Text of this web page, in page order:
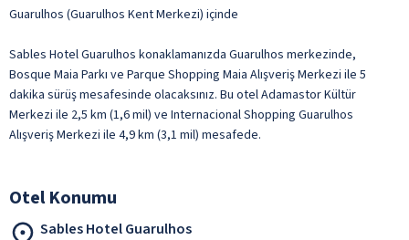
Guarulhos (Guarulhos Kent Merkezi) içinde
Sables Hotel Guarulhos konaklamanızda Guarulhos merkezinde,
Bosque Maia Parkı ve Parque Shopping Maia Alışveriş Merkezi ile 5
dakika sürüş mesafesinde olacaksınız. Bu otel Adamastor Kültür
Merkezi ile 2,5 km (1,6 mil) ve Internacional Shopping Guarulhos
Alışveriş Merkezi ile 4,9 km (3,1 mil) mesafede.
Otel Konumu
Sables Hotel Guarulhos